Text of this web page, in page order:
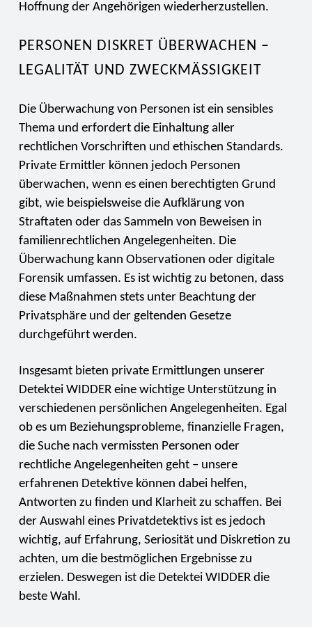
Hoffnung der Angehörigen wiederherzustellen.
PERSONEN DISKRET ÜBERWACHEN –
LEGALITÄT UND ZWECKMÄSSIGKEIT
Die Überwachung von Personen ist ein sensibles
Thema und erfordert die Einhaltung aller
rechtlichen Vorschriften und ethischen Standards.
Private Ermittler können jedoch Personen
überwachen, wenn es einen berechtigten Grund
gibt, wie beispielsweise die Aufklärung von
Straftaten oder das Sammeln von Beweisen in
familienrechtlichen Angelegenheiten. Die
Überwachung kann Observationen oder digitale
Forensik umfassen. Es ist wichtig zu betonen, dass
diese Maßnahmen stets unter Beachtung der
Privatsphäre und der geltenden Gesetze
durchgeführt werden.
Insgesamt bieten private Ermittlungen unserer
Detektei WIDDER eine wichtige Unterstützung in
verschiedenen persönlichen Angelegenheiten. Egal
ob es um Beziehungsprobleme, finanzielle Fragen,
die Suche nach vermissten Personen oder
rechtliche Angelegenheiten geht – unsere
erfahrenen Detektive können dabei helfen,
Antworten zu finden und Klarheit zu schaffen. Bei
der Auswahl eines Privatdetektivs ist es jedoch
wichtig, auf Erfahrung, Seriosität und Diskretion zu
achten, um die bestmöglichen Ergebnisse zu
erzielen. Deswegen ist die Detektei WIDDER die
beste Wahl.